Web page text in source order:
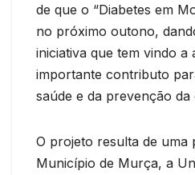
de que o “Diabetes em
no próximo outono,
iniciativa que tem vindo
importante contributo
saúde e da prevenção
O projeto resulta de uma
Município de Murça, a